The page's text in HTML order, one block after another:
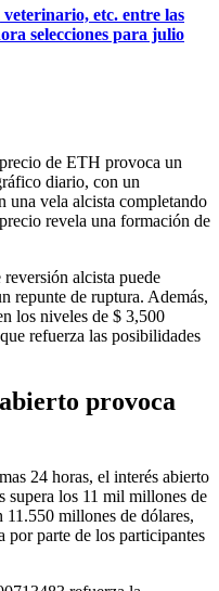
etc. entre las
selecciones para julio
de ETH provoca un
diario, con un
una vela alcista completando
revela una formación de
alcista puede
repunte de ruptura. Además,
los niveles de $ 3,500
refuerza las posibilidades
provoca
24 horas, el interés abierto
supera los 11 mil millones de
millones de dólares,
por parte de los participantes